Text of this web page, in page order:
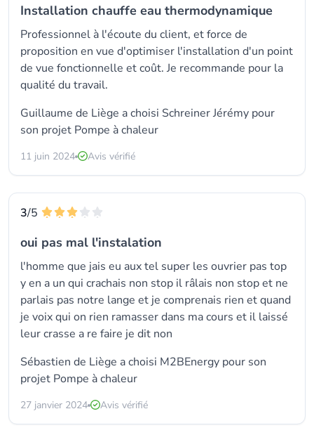
Installation chauffe eau thermodynamique
Professionnel à l'écoute du client, et force de
proposition en vue d'optimiser l'installation d'un point
de vue fonctionnelle et coût. Je recommande pour la
qualité du travail.
Guillaume de Liège a choisi Schreiner Jérémy pour
son projet Pompe à chaleur
11 juin 2024 Avis vérifié
3/5
oui pas mal l'instalation
l'homme que jais eu aux tel super les ouvrier pas top
y en a un qui crachais non stop il râlais non stop et ne
parlais pas notre lange et je comprenais rien et quand
je voix qui on rien ramasser dans ma cours et il laissé
leur crasse a re faire je dit non
Sébastien de Liège a choisi M2BEnergy pour son
projet Pompe à chaleur
27 janvier 2024 Avis vérifié